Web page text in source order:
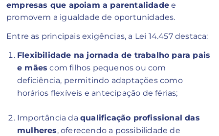
empresas que apoiam a parentalidade e
promovem a igualdade de oportunidades.
Entre as principais exigências, a Lei 14.457 destaca:
Flexibilidade na jornada de trabalho para pais
e mães com filhos pequenos ou com
deficiência, permitindo adaptações como
horários flexíveis e antecipação de férias;
Importância da qualificação profissional das
mulheres, oferecendo a possibilidade de